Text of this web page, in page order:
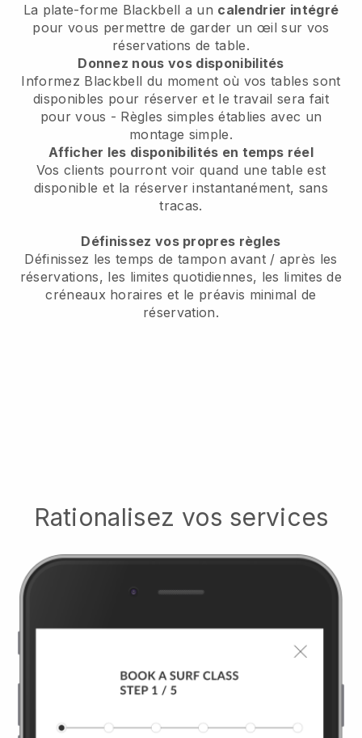
La plate-forme Blackbell a un calendrier intégré
pour vous permettre de garder un œil sur vos
réservations de table.
Donnez nous vos disponibilités
Informez Blackbell du moment où vos tables sont
disponibles pour réserver et le travail sera fait
pour vous - Règles simples établies avec un
montage simple.
Afficher les disponibilités en temps réel
Vos clients pourront voir quand une table est
disponible et la réserver instantanément, sans
tracas.
Définissez vos propres règles
Définissez les temps de tampon avant / après les
réservations, les limites quotidiennes, les limites de
créneaux horaires et le préavis minimal de
réservation.
Rationalisez vos services